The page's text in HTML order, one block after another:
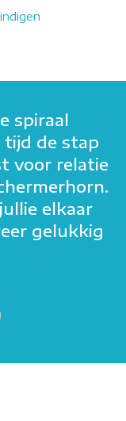
spiraal
tijd de stap
voor relatie
elkaar
gelukkig